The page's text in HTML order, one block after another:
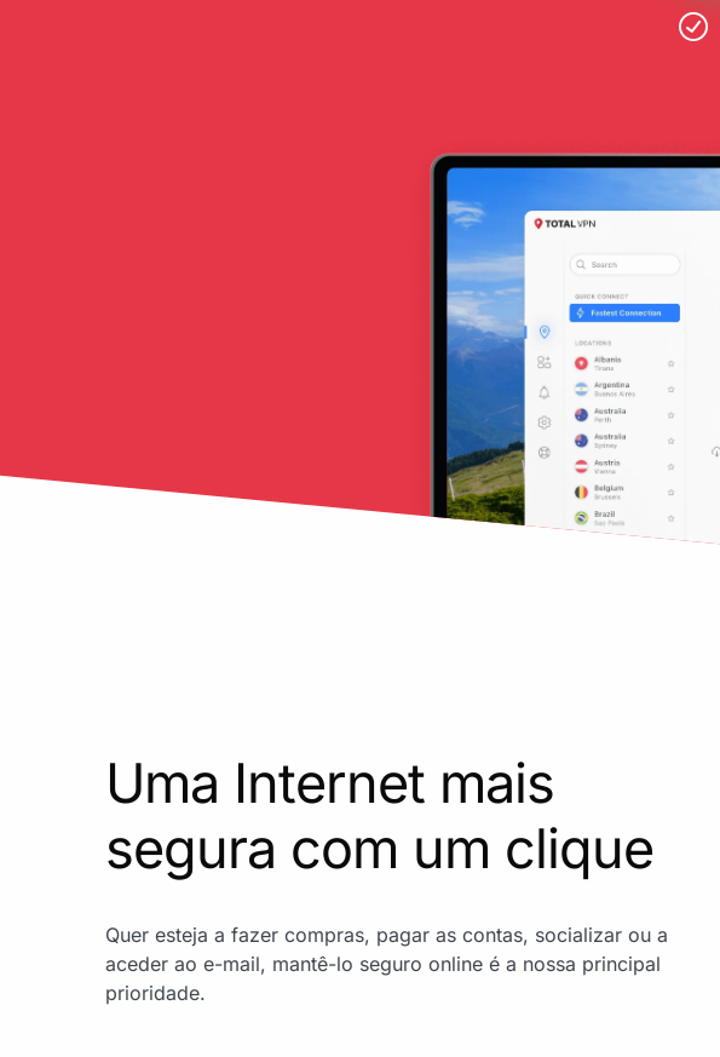
Uma Internet mais
segura com um clique
Quer esteja a fazer compras, pagar as contas, socializar ou a
aceder ao e-mail, mantê-lo seguro online é a nossa principal
prioridade.